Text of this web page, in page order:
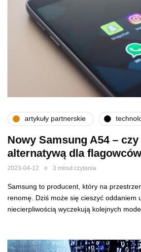
artykuły partnerskie
Nowy Samsung A54 –
alternatywą dla
2023-04-12 3 minut czytania
Samsung to producent, który na
renomę. Dziś może się cieszyć oddaniem
niecierpliwością wyczekują kolejnych